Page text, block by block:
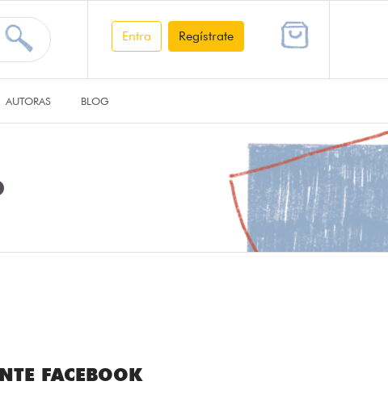
Entra Regístrate
AUTORAS BLOG
FACEBOOK